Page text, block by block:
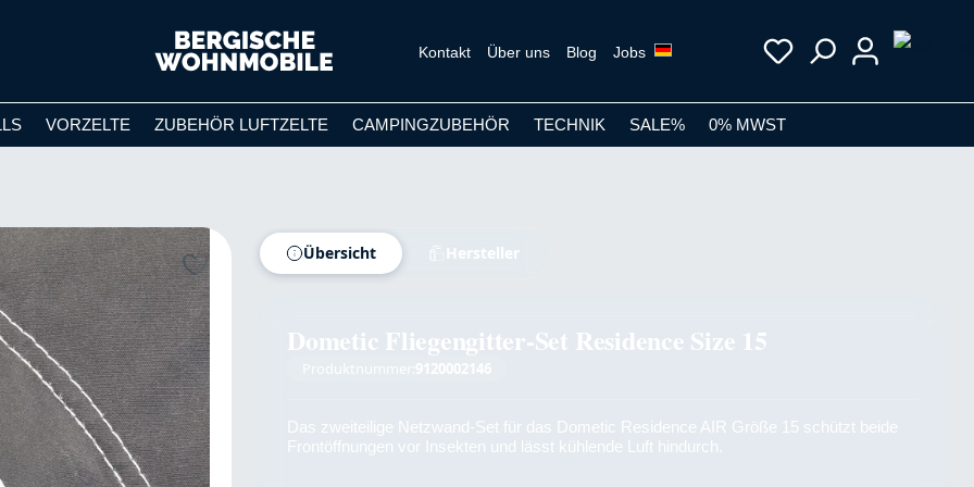
Kontakt Über uns Blog Jobs
VORZELTE ZUBEHÖR LUFTZELTE CAMPINGZUBEHÖR TECHNIK SALE% 0% MWST
Übersicht Hersteller
Dometic Fliegengitter-Set Residence Size 15
Produktnummer: 9120002146
Das zweiteilige Netzwand-Set für das Dometic Residence AIR Größe 15 schützt beide
Frontöffnungen vor Insekten und lässt kühlende Luft hindurch.